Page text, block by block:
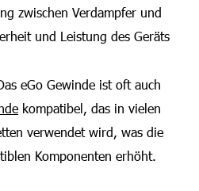
zwischen Verdampfer und
und Leistung des Geräts
eGo Gewinde ist oft auch
kompatibel, das in vielen
verwendet wird, was die
Komponenten erhöht.